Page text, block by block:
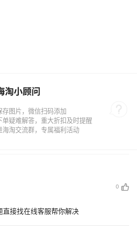
淘小顾问
0
直接找在线客服帮你解决